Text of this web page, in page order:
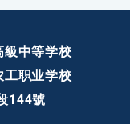
級中等学校
工职业学校
144號